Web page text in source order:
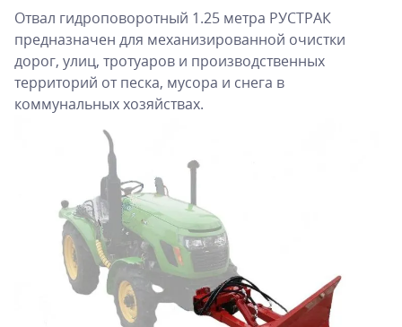
Отвал гидроповоротный 1.25 метра РУСТРАК
предназначен для механизированной очистки
дорог, улиц, тротуаров и производственных
территорий от песка, мусора и снега в
коммунальных хозяйствах.